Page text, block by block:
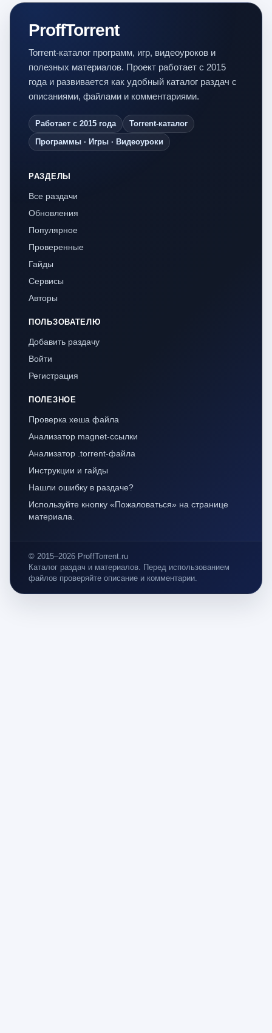
ProffTorrent
Torrent-каталог программ, игр, видеоуроков и
полезных материалов. Проект работает с 2015
года и развивается как удобный каталог раздач с
описаниями, файлами и комментариями.
Работает с 2015 года
Torrent-каталог
Программы · Игры · Видеоуроки
РАЗДЕЛЫ
Все раздачи
Обновления
Популярное
Проверенные
Гайды
Сервисы
Авторы
ПОЛЬЗОВАТЕЛЮ
Добавить раздачу
Войти
Регистрация
ПОЛЕЗНОЕ
Проверка хеша файла
Анализатор magnet-ссылки
Анализатор .torrent-файла
Инструкции и гайды
Нашли ошибку в раздаче?
Используйте кнопку «Пожаловаться» на странице
материала.
© 2015–2026 ProffTorrent.ru
Каталог раздач и материалов. Перед использованием
файлов проверяйте описание и комментарии.